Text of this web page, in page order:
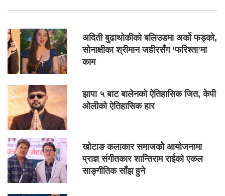
अदिती बुढाथोकीको बलिउडमा अर्को फड्को,
सोनाक्षीका श्रीमान जहीरसँग ‘फरिश्ता’मा
काम
झापा ५ बाट बालेनको ऐतिहासिक जित, केपी
ओलीको ऐतिहासिक हार
खोटाङ कलाकार समाजको आयोजनामा
प्राज्ञ संगीतकार शान्तिराम राईको एकल
साङ्गीतिक साँझ हुने